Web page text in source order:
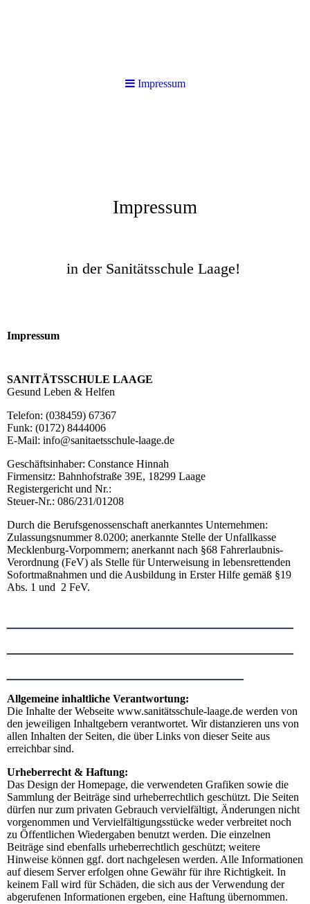
Impressum
in der Sanitätsschule Laage!
Impressum
SANITÄTSSCHULE LAAGE
Gesund Leben & Helfen
Telefon: (038459) 67367
Funk: (0172) 8444006
E-Mail: info@sanitaetsschule-laage.de
Geschäftsinhaber: Constance Hinnah
Firmensitz: Bahnhofstraße 39E, 18299 Laage
Registergericht und Nr.:
Steuer-Nr.: 086/231/01208
Durch die Berufsgenossenschaft anerkanntes Unternehmen:
Zulassungsnummer 8.0200; anerkannte Stelle der Unfallkasse
Mecklenburg-Vorpommern; anerkannt nach §68 Fahrerlaubnis-
Verordnung (FeV) als Stelle für Unterweisung in lebensrettenden
Sofortmaßnahmen und die Ausbildung in Erster Hilfe gemäß §19
Abs. 1 und 2 FeV.
Allgemeine inhaltliche Verantwortung:
Die Inhalte der Webseite www.sanitätsschule-laage.de werden von
den jeweiligen Inhaltgebern verantwortet. Wir distanzieren uns von
allen Inhalten der Seiten, die über Links von dieser Seite aus
erreichbar sind.
Urheberrecht & Haftung:
Das Design der Homepage, die verwendeten Grafiken sowie die
Sammlung der Beiträge sind urheberrechtlich geschützt. Die Seiten
dürfen nur zum privaten Gebrauch vervielfältigt, Änderungen nicht
vorgenommen und Vervielfältigungsstücke weder verbreitet noch
zu Öffentlichen Wiedergaben benutzt werden. Die einzelnen
Beiträge sind ebenfalls urheberrechtlich geschützt; weitere
Hinweise können ggf. dort nachgelesen werden. Alle Informationen
auf diesem Server erfolgen ohne Gewähr für ihre Richtigkeit. In
keinem Fall wird für Schäden, die sich aus der Verwendung der
abgerufenen Informationen ergeben, eine Haftung übernommen.
Impressum